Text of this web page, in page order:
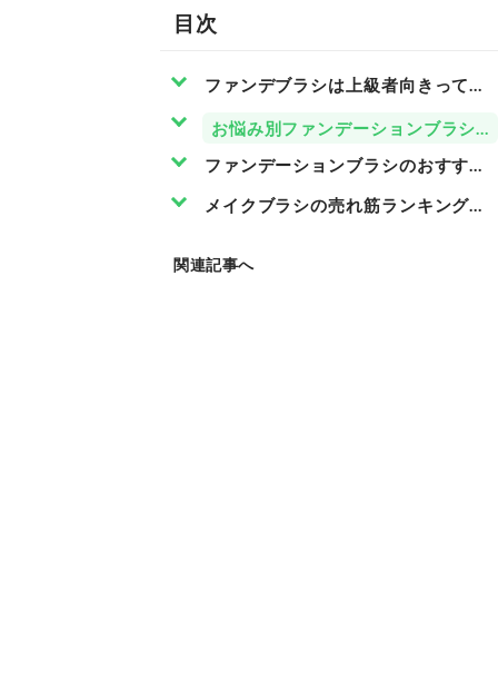
目次
ファンデブラシは上級者向きって思
お悩み別ファンデーションブラシ
ファンデーションブラシのおすすめ
メイクブラシの売れ筋ランキングも
関連記事へ